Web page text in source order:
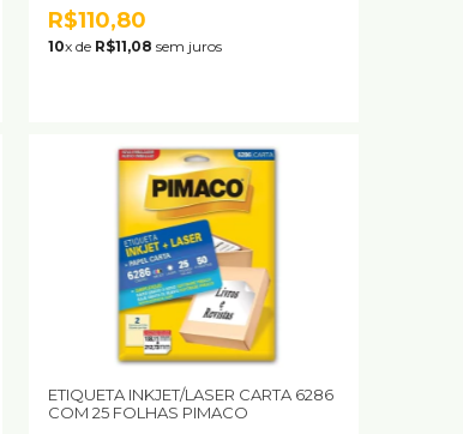
R$110,80
10x de R$11,08 sem juros
ETIQUETA INKJET/LASER CARTA 6286
COM 25 FOLHAS PIMACO